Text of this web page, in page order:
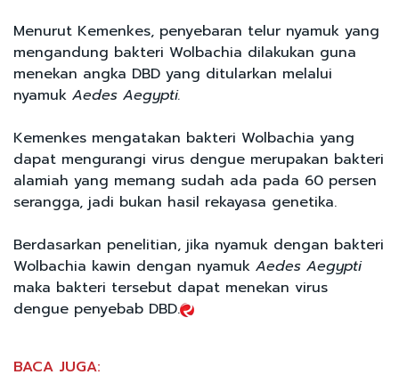
Menurut Kemenkes, penyebaran telur nyamuk yang
mengandung bakteri Wolbachia dilakukan guna
menekan angka DBD yang ditularkan melalui
nyamuk Aedes Aegypti.
Kemenkes mengatakan bakteri Wolbachia yang
dapat mengurangi virus dengue merupakan bakteri
alamiah yang memang sudah ada pada 60 persen
serangga, jadi bukan hasil rekayasa genetika.
Berdasarkan penelitian, jika nyamuk dengan bakteri
Wolbachia kawin dengan nyamuk Aedes Aegypti
maka bakteri tersebut dapat menekan virus
dengue penyebab DBD.
BACA JUGA: